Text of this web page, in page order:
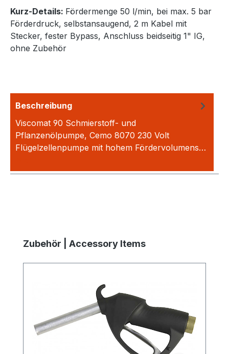
Kurz-Details: Fördermenge 50 l/min, bei max. 5 bar
Förderdruck, selbstansaugend, 2 m Kabel mit
Stecker, fester Bypass, Anschluss beidseitig 1" IG,
ohne Zubehör
Beschreibung
Viscomat 90 Schmierstoff- und
Pflanzenölpumpe, Cemo 8070 230 Volt
Flügelzellenpumpe mit hohem Fördervolumens…
Produktgalerie überspringen
Zubehör | Accessory Items